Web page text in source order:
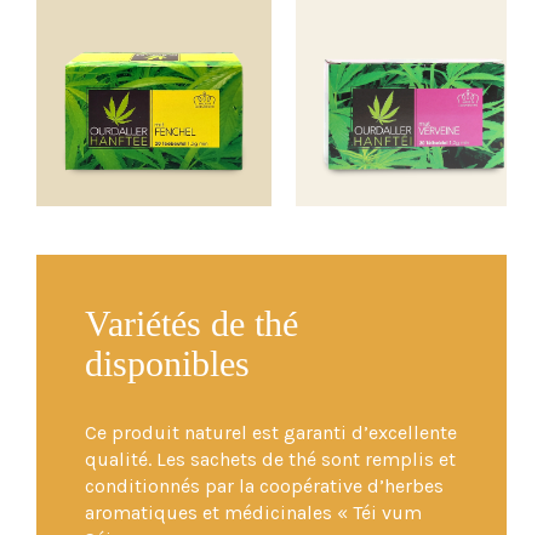
Variétés de thé
disponibles
Ce produit naturel est garanti d’excellente
qualité. Les sachets de thé sont remplis et
conditionnés par la coopérative d’herbes
aromatiques et médicinales « Téi vum